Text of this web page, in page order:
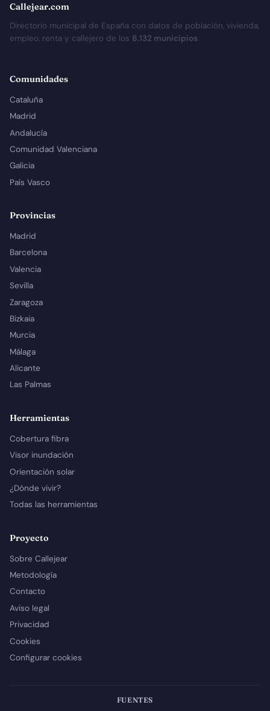
Callejear.com
Directorio municipal de España con datos de población, vivienda,
empleo, renta y callejero de los 8.132 municipios.
Comunidades
Cataluña
Madrid
Andalucía
Comunidad Valenciana
Galicia
País Vasco
Provincias
Madrid
Barcelona
Valencia
Sevilla
Zaragoza
Bizkaia
Murcia
Málaga
Alicante
Las Palmas
Herramientas
Cobertura fibra
Visor inundación
Orientación solar
¿Dónde vivir?
Todas las herramientas
Proyecto
Sobre Callejear
Metodología
Contacto
Aviso legal
Privacidad
Cookies
Configurar cookies
FUENTES